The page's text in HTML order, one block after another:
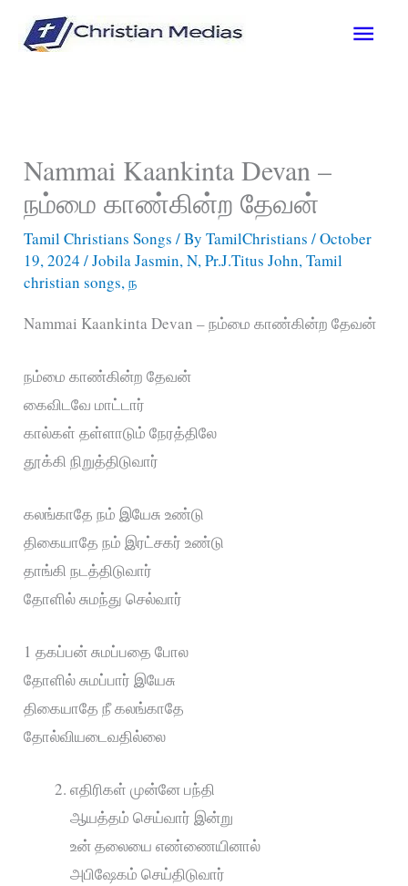
Main
Nammai Kaankinta Devan –
நம்மை காண்கின்ற தேவன்
Tamil Christians Songs / ByTamilChristians/October
19, 2024/Jobila Jasmin,N,Pr.J.Titus John,Tamil
christian songs,ந
Nammai Kaankinta Devan – நம்மை காண்கின்ற தேவன்
நம்மை காண்கின்ற தேவன்
கைவிடவே மாட்டார்
கால்கள் தள்ளாடும் நேரத்திலே
தூக்கி நிறுத்திடுவார்
கலங்காதே நம் இயேசு உண்டு
திகையாதே நம் இரட்சகர் உண்டு
தாங்கி நடத்திடுவார்
தோளில் சுமந்து செல்வார்
1 தகப்பன் சுமப்பதை போல
தோளில் சுமப்பார் இயேசு
திகையாதே நீ கலங்காதே
தோல்வியடைவதில்லை
எதிரிகள் முன்னே பந்தி
ஆயத்தம் செய்வார் இன்று
உன் தலையை எண்ணையினால்
அபிஷேகம் செய்திடுவார்